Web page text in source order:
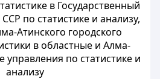
в Государственный
ССР по статистике и анализу,
Атинского городского
в областные и Алма-
управления по статистике и
анализу